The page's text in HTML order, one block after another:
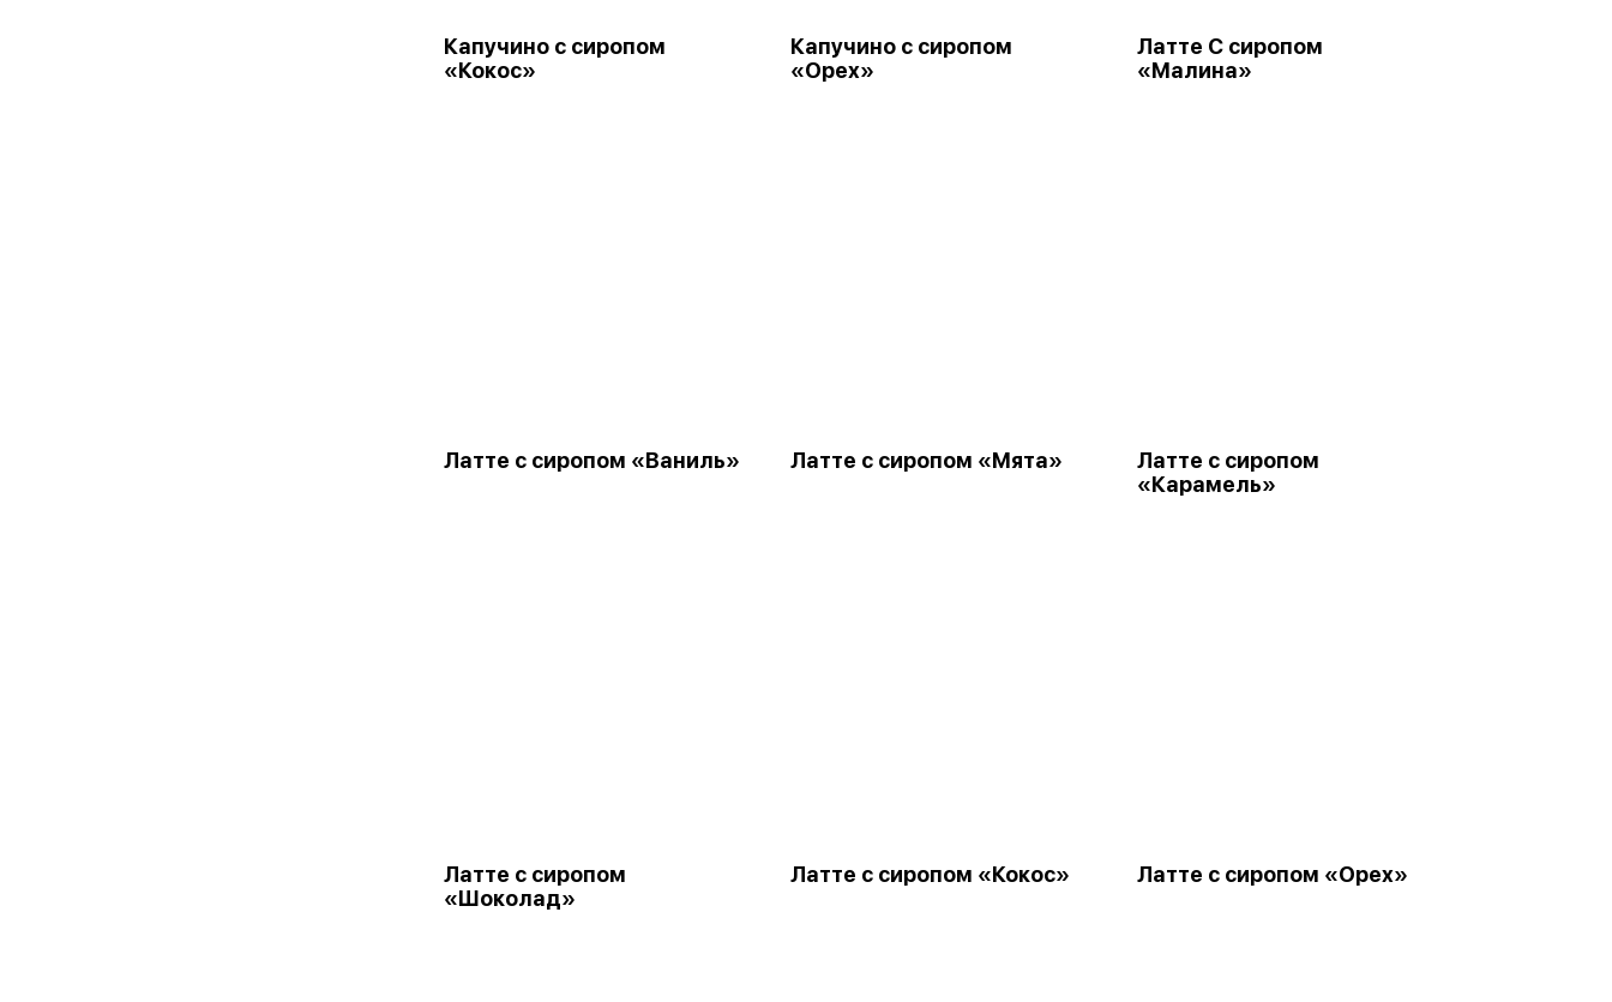
Капучино с сиропом
«Кокос»
Капучино с сиропом
«Орех»
Латте С сиропом
«Малина»
Латте с сиропом «Ваниль» Латте с сиропом «Мята»
Латте с сиропом
«Карамель»
Латте с сиропом
«Шоколад»
Латте с сиропом «Кокос» Латте с сиропом «Орех»